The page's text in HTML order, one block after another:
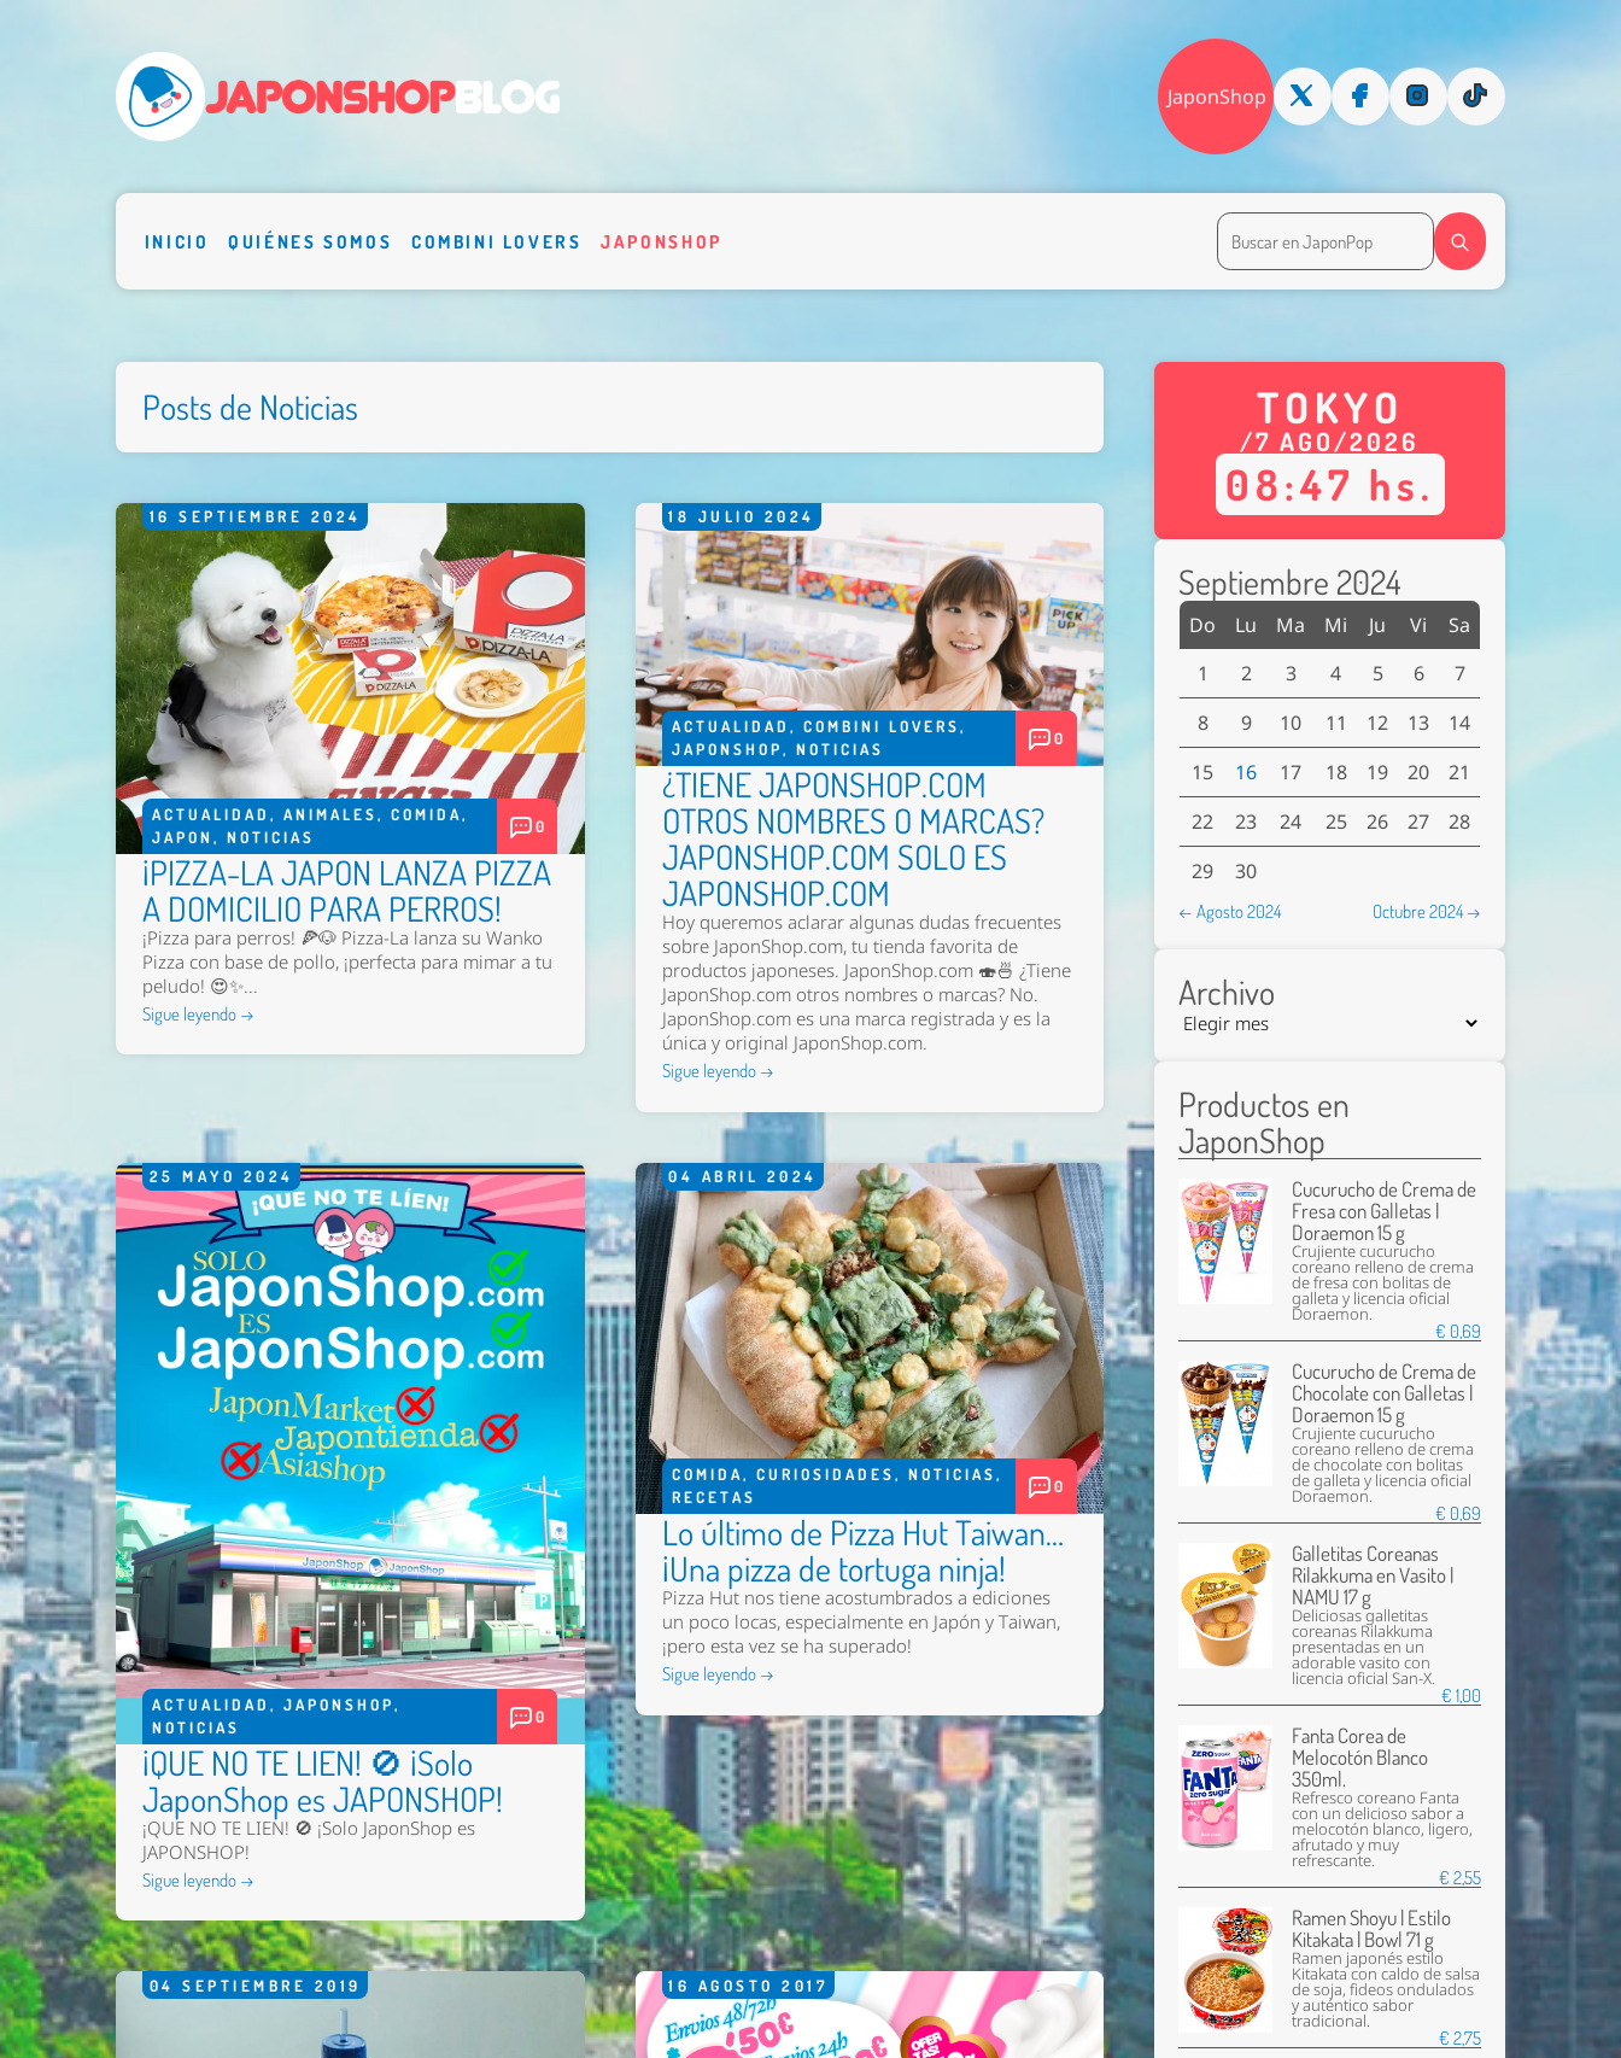
JaponShop
INICIO QUIÉNES SOMOS COMBINI LOVERS JAPONSHOP
Posts de Noticias
16 SEPTIEMBRE 2024
ACTUALIDAD,ANIMALES,COMIDA,
JAPON,NOTICIAS
0
¡PIZZA-LA JAPON LANZA PIZZA
A DOMICILIO PARA PERROS!
¡Pizza para perros! 🍕🐶 Pizza-La lanza su Wanko
Pizza con base de pollo, ¡perfecta para mimar a tu
peludo! 😍✨...
Sigue leyendo →
18 JULIO 2024
ACTUALIDAD , COMBINI LOVERS,
JAPONSHOP, NOTICIAS
0
¿TIENE JAPONSHOP.COM
OTROS NOMBRES O MARCAS?
JAPONSHOP.COM SOLO ES
JAPONSHOP.COM
Hoy queremos aclarar algunas dudas frecuentes
sobre JaponShop.com, tu tienda favorita de
productos japoneses. JaponShop.com 🍣🍜 ¿Tiene
JaponShop.com otros nombres o marcas? No.
JaponShop.com es una marca registrada y es la
única y original JaponShop.com.
Sigue leyendo →
25 MAYO 2024
ACTUALIDAD,JAPONSHOP,
NOTICIAS
0
¡QUE NO TE LIEN! 🚫 ¡Solo
JaponShop es JAPONSHOP!
¡QUE NO TE LIEN! 🚫 ¡Solo JaponShop es
JAPONSHOP!
Sigue leyendo →
04 ABRIL 2024
COMIDA, CURIOSIDADES, NOTICIAS,
RECETAS
0
Lo último de Pizza Hut Taiwan…
¡Una pizza de tortuga ninja!
Pizza Hut nos tiene acostumbrados a ediciones
un poco locas, especialmente en Japón y Taiwan,
¡pero esta vez se ha superado!
Sigue leyendo →
04 SEPTIEMBRE 2019 16 AGOSTO 2017
TOKYO
/7 AGO/2026
08:47 hs.
Septiembre 2024
Do Lu Ma Mi Ju Vi
Sa
1
2 3 4 5 6
7
8
9 10 11 12 13
14
15
16 17 18 19 20
21
22
23 24 25 26 27
28
29
30
← Agosto 2024 Octubre 2024 →
Archivo
Productos en
JaponShop
Cucurucho de Crema de
Fresa con Galletas |
Doraemon 15 g
Crujiente cucurucho
coreano relleno de crema
de fresa con bolitas de
galleta y licencia oficial
Doraemon.
€ 0,69
Cucurucho de Crema de
Chocolate con Galletas |
Doraemon 15 g
Crujiente cucurucho
coreano relleno de crema
de chocolate con bolitas
de galleta y licencia oficial
Doraemon.
€ 0,69
Galletitas Coreanas
Rilakkuma en Vasito |
NAMU 17 g
Deliciosas galletitas
coreanas Rilakkuma
presentadas en un
adorable vasito con
licencia oficial San-X.
€ 1,00
Fanta Corea de
Melocotón Blanco
350ml.
Refresco coreano Fanta
con un delicioso sabor a
melocotón blanco, ligero,
afrutado y muy
refrescante.
€ 2,55
Ramen Shoyu | Estilo
Kitakata | Bowl 71 g
Ramen japonés estilo
Kitakata con caldo de salsa
de soja, fideos ondulados
y auténtico sabor
tradicional.
€ 2,75